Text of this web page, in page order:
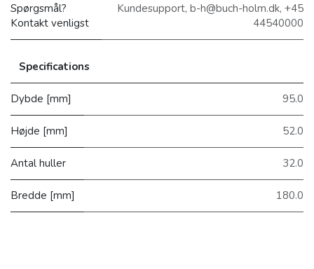
Spørgsmål?
Kontakt venligst
Kundesupport, b-h@buch-holm.dk, +45
44540000
Specifications
Dybde [mm] 95.0
Højde [mm] 52.0
Antal huller 32.0
Bredde [mm] 180.0